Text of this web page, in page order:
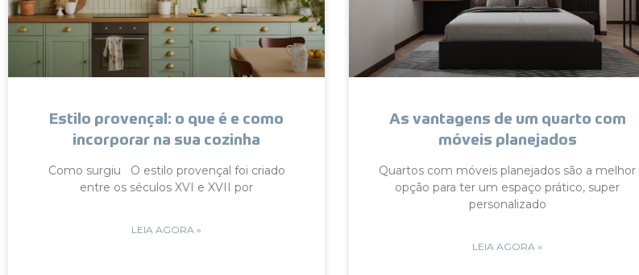
Estilo provençal: o que é e como
incorporar na sua cozinha
Como surgiu O estilo provençal foi criado
entre os séculos XVI e XVII por
LEIA AGORA »
As vantagens de um quarto com
móveis planejados
Quartos com móveis planejados são a melhor
opção para ter um espaço prático, super
personalizado
LEIA AGORA »